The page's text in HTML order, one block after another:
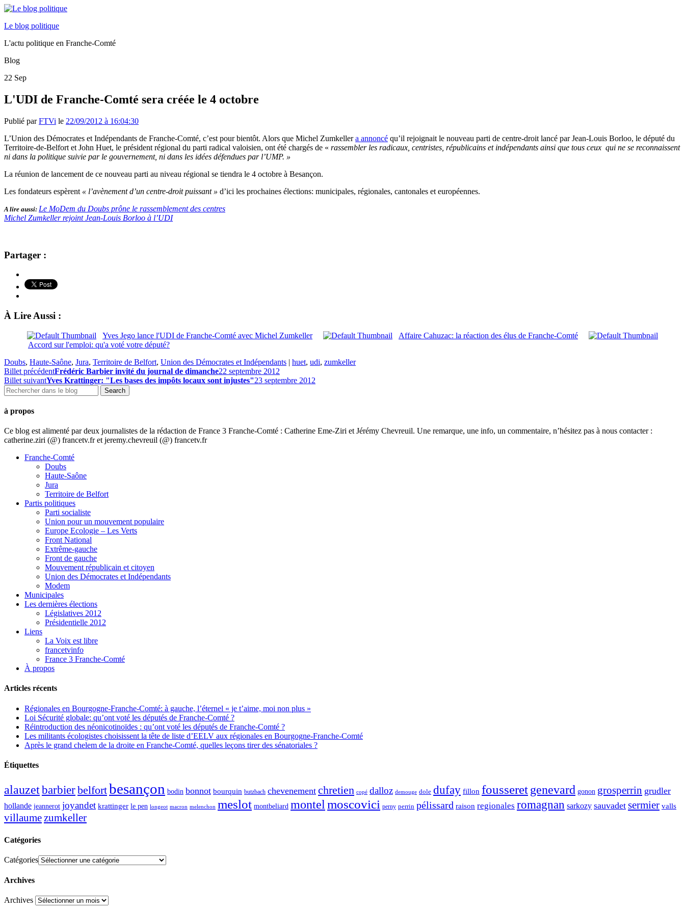
Le blog politique
L'actu politique en Franche-Comté
Blog
22 Sep
L'UDI de Franche-Comté sera créée le 4 octobre
Publié parFTVi le 22/09/2012 à 16:04:30
L’Union des Démocrates et Indépendants de Franche-Comté, c’est pour bientôt. Alors que Michel Zumkellera annoncé qu’il rejoignait le nouveau parti de centre-droit lancé par Jean-Louis Borloo, le député du
Territoire-de-Belfort et John Huet, le président régional du parti radical valoisien, ont été chargés de « rassembler les radicaux, centristes, républicains et indépendants ainsi que tous ceux qui ne se reconnaissent
ni dans la politique suivie par le gouvernement, ni dans les idées défendues par l’UMP. »
La réunion de lancement de ce nouveau parti au niveau régional se tiendra le 4 octobre à Besançon.
Les fondateurs espèrent « l’avènement d’un centre-droit puissant » d’ici les prochaines élections: municipales, régionales, cantonales et européennes.
A lire aussi: Le MoDem du Doubs prône le rassemblement des centres
Michel Zumkeller rejoint Jean-Louis Borloo à l’UDI
Partager :
À Lire Aussi :
Yves Jego lance l'UDI de Franche-Comté avec Michel Zumkeller
Affaire Cahuzac: la réaction des élus de Franche-Comté
Accord sur l'emploi: qu'a voté votre député?
Doubs, Haute-Saône, Jura, Territoire de Belfort, Union des Démocrates et Indépendants | huet, udi, zumkeller
Billet précédentFrédéric Barbier invité du journal de dimanche22 septembre 2012
Billet suivantYves Krattinger: "Les bases des impôts locaux sont injustes"23 septembre 2012
à propos
Ce blog est alimenté par deux journalistes de la rédaction de France 3 Franche-Comté : Catherine Eme-Ziri et Jérémy Chevreuil. Une remarque, une info, un commentaire, n’hésitez pas à nous contacter :
catherine.ziri (@) francetv.fr et jeremy.chevreuil (@) francetv.fr
Franche-Comté
Doubs
Haute-Saône
Jura
Territoire de Belfort
Partis politiques
Parti socialiste
Union pour un mouvement populaire
Europe Ecologie – Les Verts
Front National
Extrême-gauche
Front de gauche
Mouvement républicain et citoyen
Union des Démocrates et Indépendants
Modem
Municipales
Les dernières élections
Législatives 2012
Présidentielle 2012
Liens
La Voix est libre
francetvinfo
France 3 Franche-Comté
À propos
Articles récents
Régionales en Bourgogne-Franche-Comté: à gauche, l’éternel « je t’aime, moi non plus »
Loi Sécurité globale: qu’ont voté les députés de Franche-Comté ?
Réintroduction des néonicotinoïdes : qu’ont voté les députés de Franche-Comté ?
Les militants écologistes choisissent la tête de liste d’EELV aux régionales en Bourgogne-Franche-Comté
Après le grand chelem de la droite en Franche-Comté, quelles leçons tirer des sénatoriales ?
Étiquettes
alauzetbarbierbelfortbesançon bodin bonnot bourquin butzbach chevenement chretien copé dalloz demouge dole dufay fillon fousseretgenevard gonon grosperrin grudler
hollande jeannerot joyandet krattinger le pen longeot macron melenchon meslot montbeliard montelmoscovici perny perrin pélissard raison regionales romagnan sarkozy sauvadet sermier valls
villaumezumkeller
Catégories
Catégories
Archives
Archives